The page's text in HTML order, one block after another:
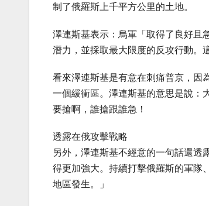
制了俄羅斯上千平方公里的土地。
澤連斯基表示：烏軍「取得了良好且
潛力，並採取最大限度的反攻行動。
看來澤連斯基是有意在刺痛普京，因
一個緩衝區。澤連斯基的意思是說：
要搶啊，誰搶跟誰急！
透露在俄攻擊戰略
另外，澤連斯基不經意的一句話還透
得更加強大。持續打擊俄羅斯的軍隊
地區發生。」